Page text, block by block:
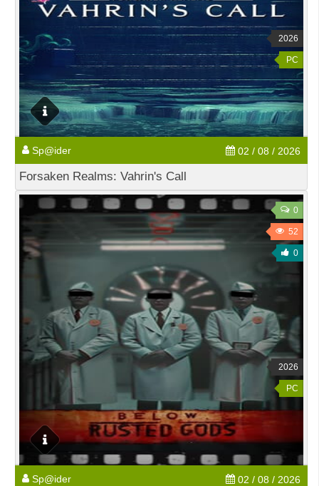
2026
PC
Sp@ider 02 / 08 / 2026
Forsaken Realms: Vahrin's Call
0
52
0
2026
PC
Sp@ider 02 / 08 / 2026